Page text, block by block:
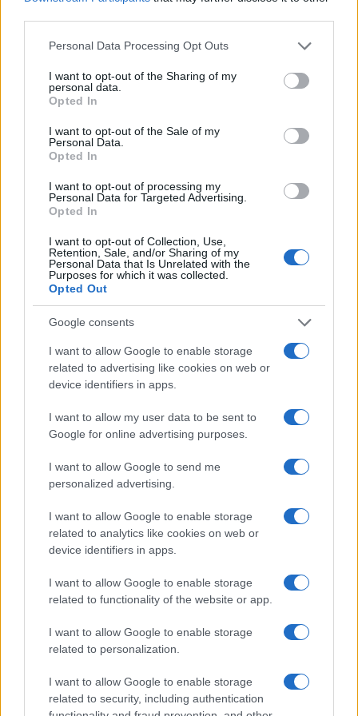
Please note that this website/app uses one or more Google
not limited to your visit or usage behaviour. You may click to
grant or deny consent to Google and its third-party tags to
use your data for below specified purposes in below Google
consent section.
Personal Data Processing Opt Outs
I want to opt-out of the Sharing of my
personal data.
Opted In
I want to opt-out of the Sale of my
Personal Data.
Opted In
I want to opt-out of processing my
Personal Data for Targeted Advertising.
Opted In
I want to opt-out of Collection, Use,
Retention, Sale, and/or Sharing of my
Personal Data that Is Unrelated with the
Purposes for which it was collected.
Opted Out
Google consents
I want to allow Google to enable storage
related to advertising like cookies on web or
device identifiers in apps.
I want to allow my user data to be sent to
Google for online advertising purposes.
I want to allow Google to send me
personalized advertising.
I want to allow Google to enable storage
related to analytics like cookies on web or
device identifiers in apps.
I want to allow Google to enable storage
related to functionality of the website or app.
I want to allow Google to enable storage
related to personalization.
I want to allow Google to enable storage
related to security, including authentication
NECROLOGIE
Mario Malu
Paolo Pinna
Martina Agostina Diturco
I nostri cari
I nostri cari
I nostri cari
Giovannimaria Cabras